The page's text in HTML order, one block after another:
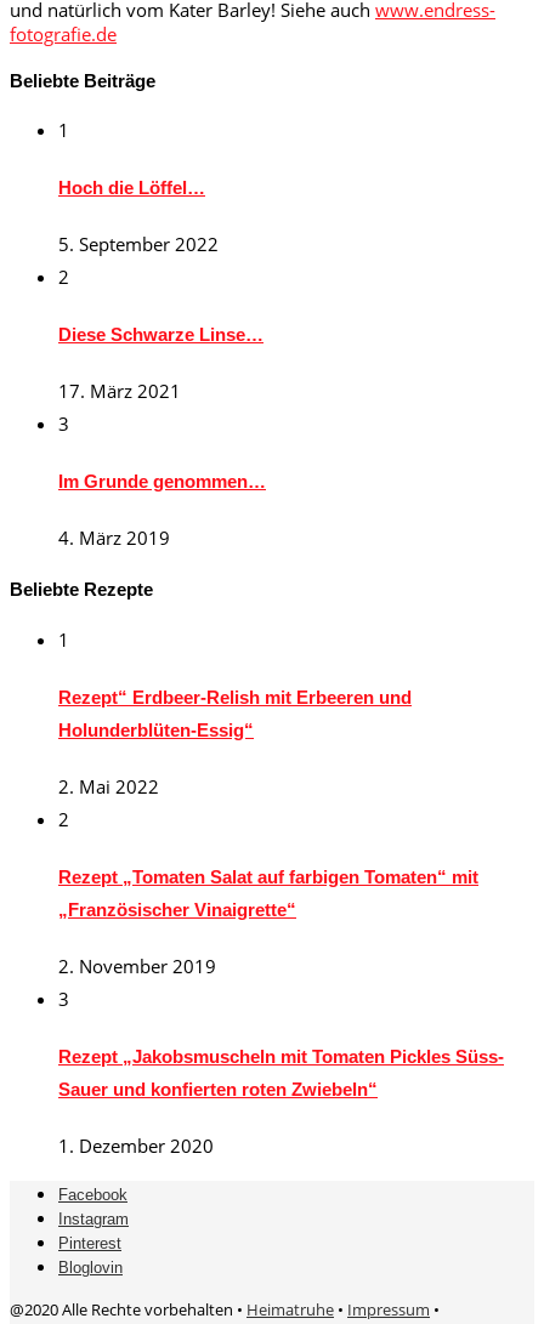
und natürlich vom Kater Barley! Siehe auch www.endress-
fotografie.de
Beliebte Beiträge
1
Hoch die Löffel…
5. September 2022
2
Diese Schwarze Linse…
17. März 2021
3
Im Grunde genommen…
4. März 2019
Beliebte Rezepte
1
Rezept“ Erdbeer-Relish mit Erbeeren und
Holunderblüten-Essig“
2. Mai 2022
2
Rezept „Tomaten Salat auf farbigen Tomaten“ mit
„Französischer Vinaigrette“
2. November 2019
3
Rezept „Jakobsmuscheln mit Tomaten Pickles Süss-
Sauer und konfierten roten Zwiebeln“
1. Dezember 2020
Facebook
Instagram
Pinterest
Bloglovin
@2020 Alle Rechte vorbehalten • Heimatruhe • Impressum •